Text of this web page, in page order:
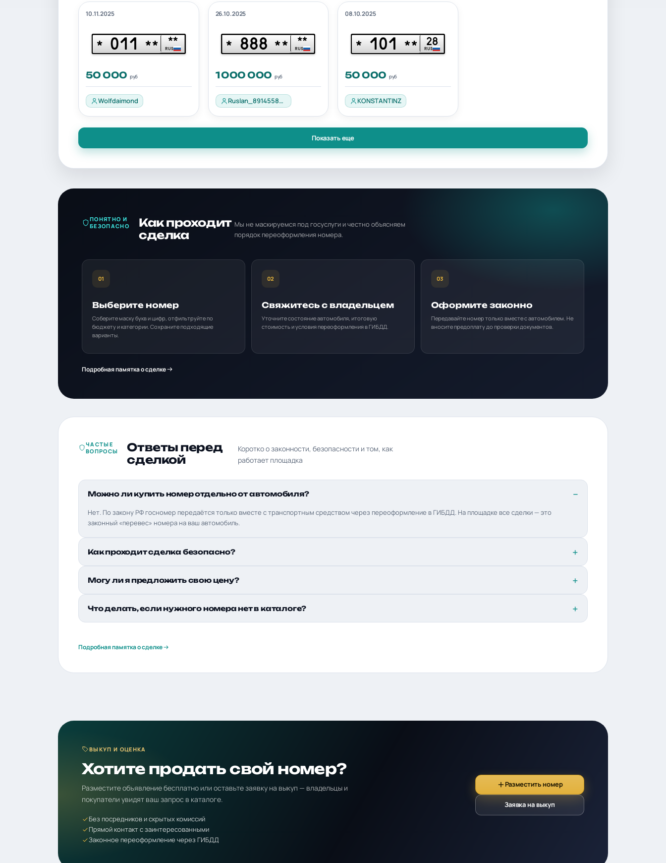
10.11.2025
* 011 ** **
RUS
50 000 руб
Wolfdaimond
26.10.2025
* 888 ** **
RUS
1 000 000 руб
Ruslan_89145580201
08.10.2025
* 101 ** 28
RUS
50 000 руб
KONSTANTINZ
Показать еще
ПОНЯТНО И
БЕЗОПАСНО
Как проходит
сделка
Мы не маскируемся под госуслуги и честно объясняем
порядок переоформления номера.
01
Выберите номер
Соберите маску букв и цифр, отфильтруйте по
бюджету и категории. Сохраните подходящие
варианты.
02
Свяжитесь с владельцем
Уточните состояние автомобиля, итоговую
стоимость и условия переоформления в ГИБДД.
03
Оформите законно
Передавайте номер только вместе с автомобилем. Не
вносите предоплату до проверки документов.
Подробная памятка о сделке
ЧАСТЫЕ
ВОПРОСЫ
Ответы перед
сделкой
Коротко о законности, безопасности и том, как
работает площадка
Можно ли купить номер отдельно от автомобиля?
Нет. По закону РФ госномер передаётся только вместе с транспортным средством через переоформление в ГИБДД. На площадке все сделки — это
законный «перевес» номера на ваш автомобиль.
Как проходит сделка безопасно?
Могу ли я предложить свою цену?
Что делать, если нужного номера нет в каталоге?
Подробная памятка о сделке
ВЫКУП И ОЦЕНКА
Хотите продать свой номер?
Разместите объявление бесплатно или оставьте заявку на выкуп — владельцы и
покупатели увидят ваш запрос в каталоге.
Без посредников и скрытых комиссий
Прямой контакт с заинтересованными
Законное переоформление через ГИБДД
Разместить номер
Заявка на выкуп